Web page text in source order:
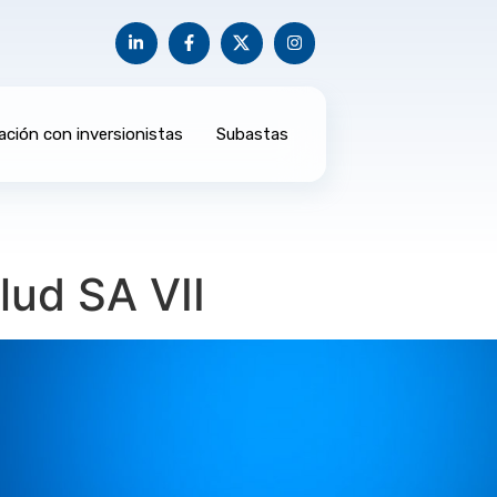
con inversionistas Subastas
SA VII